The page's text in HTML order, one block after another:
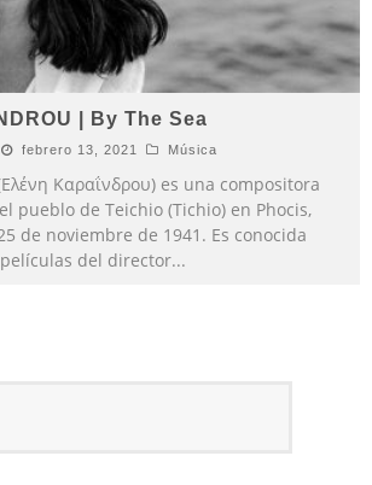
| By The Sea
febrero 13, 2021 Música
Καραΐνδρου) es una compositora
pueblo de Teichio (Tichio) en Phocis,
de noviembre de 1941. Es conocida
del director...